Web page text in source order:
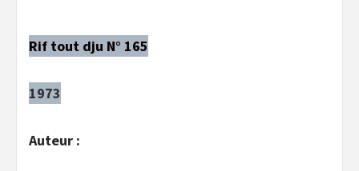
Rif tout dju N° 165
1973
Auteur :